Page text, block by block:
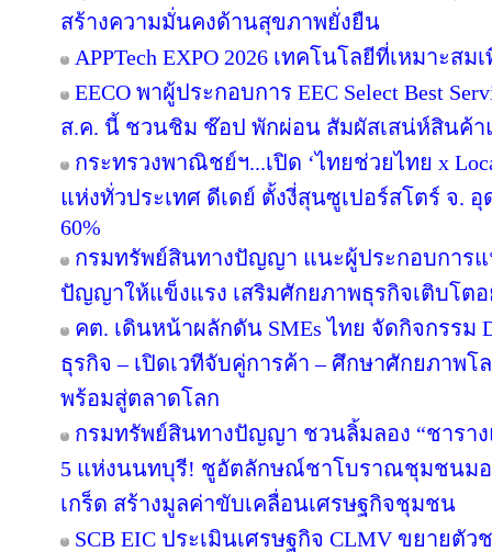
สร้างความมั่นคงด้านสุขภาพยั่งยืน
APPTech EXPO 2026 เทคโนโลยีที่เหมาะ
EECO พาผู้ประกอบการ EEC Select Best
ส.ค. นี้ ชวนชิม ช๊อป พักผ่อน สัมผัสเสน่ห์สินค้
กระทรวงพาณิชย์ฯ...เปิด ‘ไทยช่วยไทย x
แห่งทั่วประเทศ ดีเดย์ ตั้งงี่สุนซูเปอร์สโตร์ จ.
60%
กรมทรัพย์สินทางปัญญา แนะผู้ประกอบการ
ปัญญาให้แข็งแรง เสริมศักยภาพธุรกิจเติบโต
คต. เดินหน้าผลักดัน SMEs ไทย จัดกิจกรรม
ธุรกิจ – เปิดเวทีจับคู่การค้า – ศึกษาศักยภาพ
พร้อมสู่ตลาดโลก
กรมทรัพย์สินทางปัญญา ชวนลิ้มลอง “ชาราง
5 แห่งนนทบุรี! ชูอัตลักษณ์ชาโบราณชุมชนมอ
เกร็ด สร้างมูลค่าขับเคลื่อนเศรษฐกิจชุมชน
SCB EIC ประเมินเศรษฐกิจ CLMV ขยายตั